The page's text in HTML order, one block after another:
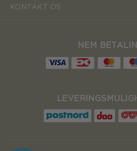
KONTAKT OS
NEM